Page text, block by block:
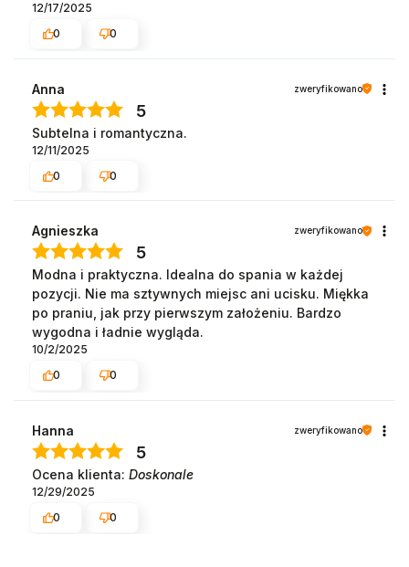
12/17/2025
0
0
Anna zweryfikowano
5
Subtelna i romantyczna.
12/11/2025
0
0
Agnieszka zweryfikowano
5
Modna i praktyczna. Idealna do spania w każdej
pozycji. Nie ma sztywnych miejsc ani ucisku. Miękka
po praniu, jak przy pierwszym założeniu. Bardzo
wygodna i ładnie wygląda.
10/2/2025
0
0
Hanna zweryfikowano
5
Ocena klienta: Doskonale
12/29/2025
0
0